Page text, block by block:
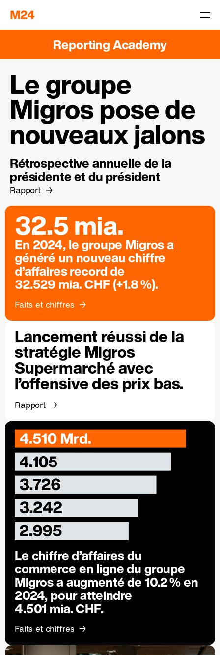
Reporting Academy
Le groupe
Migros pose de
nouveaux jalons
Rétrospective annuelle de la
présidente et du président
Rapport
32.5 mia.
En 2024, le groupe Migros a
généré un nouveau chiffre
d’affaires record de
32.529 mia. CHF (+1.8 %).
Faits et chiffres
Lancement réussi de la
stratégie Migros
Supermarché avec
l’offensive des prix bas.
Rapport
Le chiffre d’affaires du
commerce en ligne du groupe
Migros a augmenté de10.2 %en
2024, pour atteindre
4.501 mia. CHF.
Faits et chiffres